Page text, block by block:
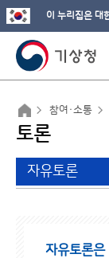
이 누리집은 대
참여·소통
토론
자유토론
자유토론은